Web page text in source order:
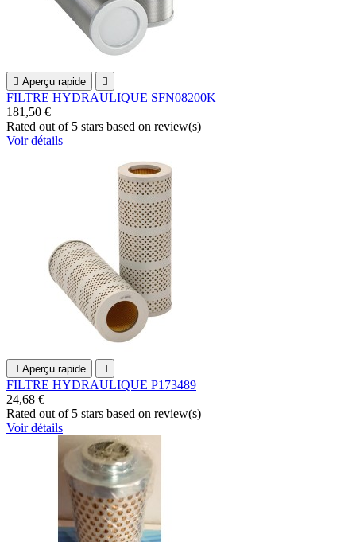
 Aperçu rapide 
FILTRE HYDRAULIQUE SFN08200K
181,50 €
Rated out of 5 stars based on review(s)
Voir détails
 Aperçu rapide 
FILTRE HYDRAULIQUE P173489
24,68 €
Rated out of 5 stars based on review(s)
Voir détails